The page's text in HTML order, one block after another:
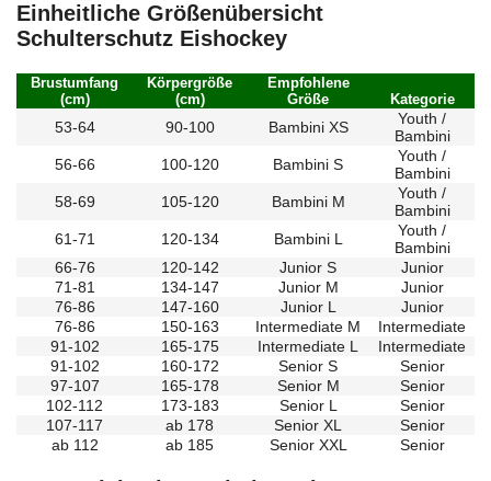
Einheitliche Größenübersicht
Schulterschutz Eishockey
Brustumfang
(cm)
Körpergröße
(cm)
Empfohlene
Größe
Kategorie
53-64 90-100 Bambini XS
Youth /
Bambini
56-66
100-120 Bambini S
Youth /
Bambini
58-69
105-120 Bambini M
Youth /
Bambini
61-71
120-134 Bambini L
Youth /
Bambini
66-76
120-142 Junior S
Junior
71-81
134-147 Junior M
Junior
76-86
147-160 Junior L
Junior
76-86
150-163 Intermediate M
Intermediate
91-102
165-175 Intermediate L
Intermediate
91-102
160-172 Senior S
Senior
97-107
165-178 Senior M
Senior
102-112
173-183 Senior L
Senior
107-117
ab 178 Senior XL
Senior
ab 112
ab 185 Senior XXL Senior